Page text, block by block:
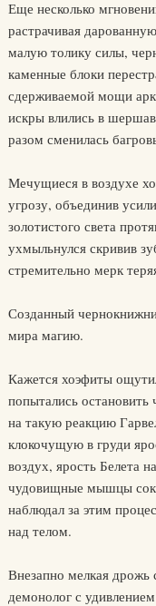
Еще несколько
растрачивая
малую толику силы,
каменные блоки
сдерживаемой мощи
искры влились в
разом сменилась
Мечущиеся в воздухе
угрозу, объединив
золотистого света
ухмыльнулся скривив
стремительно мерк
Созданный
мира магию.
Кажется хоэфиты
попытались
на такую реакцию
клокочущую в груди
воздух, ярость Белета
чудовищные мышцы
наблюдал за этим
над телом.
Внезапно мелкая дрожь
демонолог с